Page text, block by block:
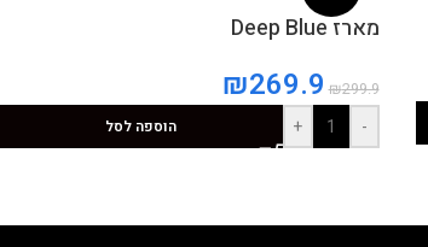
מארז Deep Blue
₪299.9
₪269.9
-
+ הוספה לסל